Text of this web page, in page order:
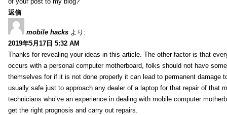
返信
mobile hacks より:
2019年5月17日 5:32 AM
Thanks for revealing your ideas in this article. The other factor is that
occurs with a personal computer motherboard, folks should not have
themselves for if it is not done properly it can lead to permanent damage
usually safe just to approach any dealer of a laptop for that repair of that
technicians who’ve an experience in dealing with mobile computer
get the right prognosis and carry out repairs.